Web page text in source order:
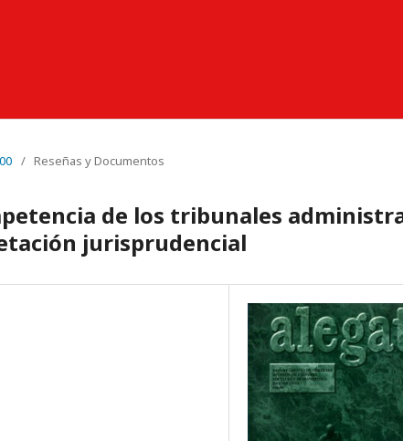
/ Reseñas y Documentos
de los tribunales
jurisprudencial